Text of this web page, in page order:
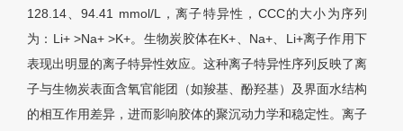
128.14、94.41 mmol/L，离子特异性，CCC的大小为序列
为：Li+ >Na+ >K+。生物炭胶体在K+、Na+、Li+离子作用下
表现出明显的离子特异性效应。这种离子特异性序列反映了离
子与生物炭表面含氧官能团（如羧基、酚羟基）及界面水结构
的相互作用差异，进而影响胶体的聚沉动力学和稳定性。离子